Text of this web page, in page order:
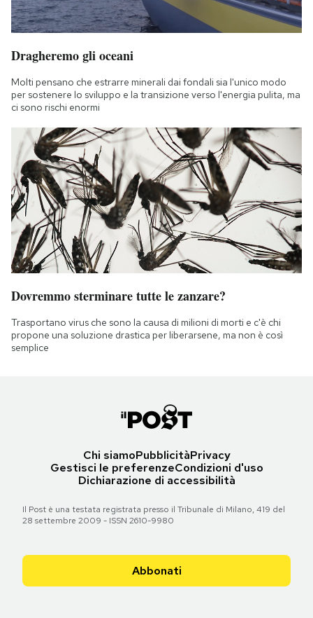
Dragheremo gli oceani
Molti pensano che estrarre minerali dai fondali sia l'unico modo
per sostenere lo sviluppo e la transizione verso l'energia pulita, ma
ci sono rischi enormi
Dovremmo sterminare tutte le zanzare?
Trasportano virus che sono la causa di milioni di morti e c'è chi
propone una soluzione drastica per liberarsene, ma non è così
semplice
Chi siamoPubblicitàPrivacy
Gestisci le preferenzeCondizioni d'uso
Dichiarazione di accessibilità
Il Post è una testata registrata presso il Tribunale di Milano, 419 del
28 settembre 2009 - ISSN 2610-9980
Abbonati